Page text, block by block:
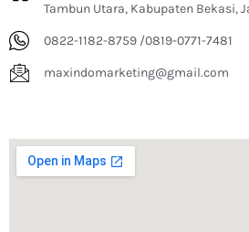
Tambun Utara, Kabupaten Bekasi,
0822-1182-8759 /0819-0771-7481
maxindomarketing@gmail.com